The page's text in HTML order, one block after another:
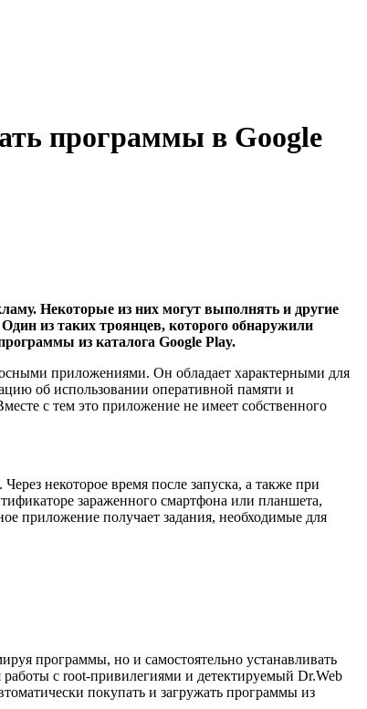
программы в Google
Некоторые из них могут выполнять и другие
Один из таких троянцев, которого обнаружили
из каталога Google Play.
приложениями. Он обладает характерными для
об использовании оперативной памяти и
с тем это приложение не имеет собственного
некоторое время после запуска, а также при
зараженного смартфона или планшета,
приложение получает задания, необходимые для
программы, но и самостоятельно устанавливать
с root-привилегиями и детектируемый Dr.Web
покупать и загружать программы из